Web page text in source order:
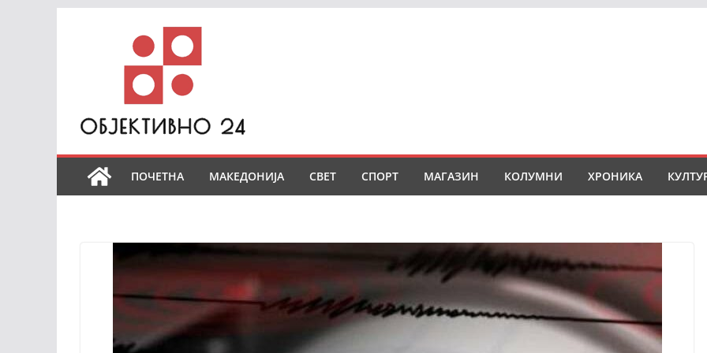
ПОЧЕТНА МАКЕДОНИЈА СВЕТ СПОРТ МАГАЗИН КОЛУМНИ ХРОНИКА